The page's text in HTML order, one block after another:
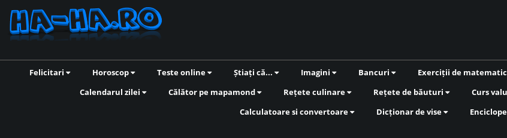
Felicitari Horoscop Teste online Știați că... Imagini Bancuri Exerciții de
Calendarul zilei
Călător pe mapamond Rețete culinare Rețete de băuturi Curs
Calculatoare si convertoare
Dicționar de vise